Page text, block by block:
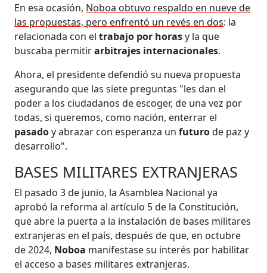
En esa ocasión, Noboa obtuvo respaldo en nueve de
las propuestas, pero enfrentó un revés en dos: la
relacionada con eltrabajo por horasy la que
buscaba permitirarbitrajes internacionales.
Ahora, el presidente defendió su nueva propuesta
asegurando que las siete preguntas "les dan el
poder a los ciudadanos de escoger, de una vez por
todas, si queremos, como nación, enterrar el
pasadoy abrazar con esperanza unfuturode paz y
desarrollo".
BASES MILITARES EXTRANJERAS
El pasado 3 de junio, la Asamblea Nacional ya
aprobó la reforma al artículo 5 de la Constitución,
que abre la puerta a la instalación de bases militares
extranjeras en el país, después de que, en octubre
de 2024, Noboa manifestase su interés por habilitar
el acceso a bases militares extranjeras.